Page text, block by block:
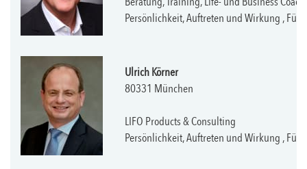
Persönlichkeit, Auftreten und Wirkung ,
Ulrich Körner
80331 München
LIFO Products & Consulting
Persönlichkeit, Auftreten und Wirkung ,